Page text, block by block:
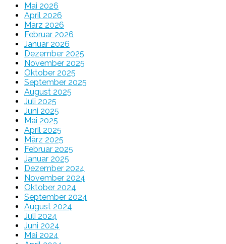
Mai 2026
April 2026
März 2026
Februar 2026
Januar 2026
Dezember 2025
November 2025
Oktober 2025
September 2025
August 2025
Juli 2025
Juni 2025
Mai 2025
April 2025
März 2025
Februar 2025
Januar 2025
Dezember 2024
November 2024
Oktober 2024
September 2024
August 2024
Juli 2024
Juni 2024
Mai 2024